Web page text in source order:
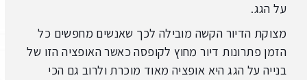
על הגג.
מצוקת הדיור הקשה מובילה לכך שאנשים מחפשים כל
הזמן פתרונות דיור מחוץ לקופסה כאשר האופציה הזו של
בנייה על הגג היא אופציה מאוד מוכרת ולרוב גם הכי